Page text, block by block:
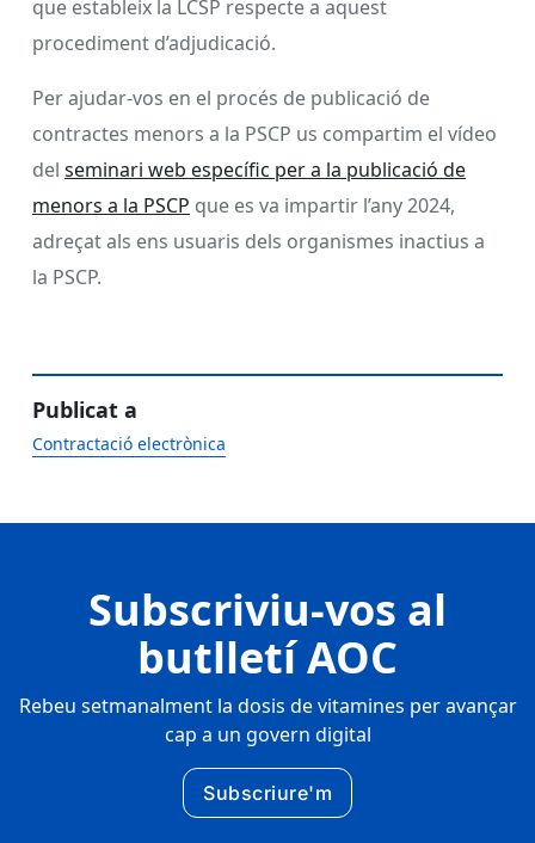
que estableix la LCSP respecte a aquest
procediment d’adjudicació.
Per ajudar-vos en el procés de publicació de
contractes menors a la PSCP us compartim el vídeo
del seminari web específic per a la publicació de
menors a la PSCP que es va impartir l’any 2024,
adreçat als ens usuaris dels organismes inactius a
la PSCP.
Publicat a
Contractació electrònica
Subscriviu-vos al
butlletí AOC
Rebeu setmanalment la dosis de vitamines per avançar
cap a un govern digital
Subscriure'm